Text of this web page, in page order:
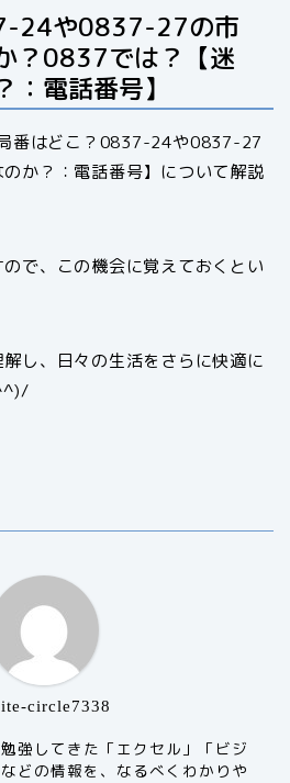
24や0837-27の市
？0837では？【迷
：電話番号】
番はどこ？0837-24や0837-27
か？：電話番号】について解説
で、この機会に覚えておくとい
し、日々の生活をさらに快適に
circle7338
強してきた「エクセル」「ビジ
どの情報を、なるべくわかりや